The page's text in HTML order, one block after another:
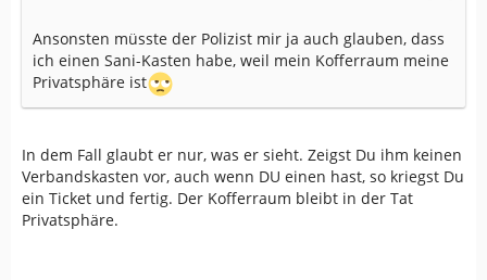
Ansonsten müsste der Polizist mir ja auch glauben, dass
ich einen Sani-Kasten habe, weil mein Kofferraum meine
Privatsphäre ist
In dem Fall glaubt er nur, was er sieht. Zeigst Du ihm keinen
Verbandskasten vor, auch wenn DU einen hast, so kriegst Du
ein Ticket und fertig. Der Kofferraum bleibt in der Tat
Privatsphäre.